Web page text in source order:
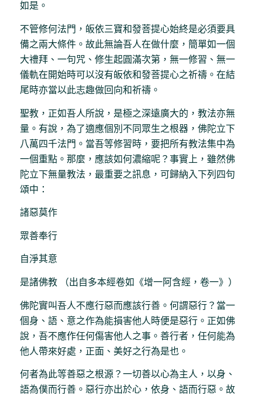
如是。
不管修何法門，皈依三寶和發菩提心始終是必須要具
備之兩大條件。故此無論吾人在做什麼，簡單如一個
大禮拜、一句咒、修生起圓滿次第，無一修習、無一
儀軌在開始時可以沒有皈依和發菩提心之祈禱。在結
尾時亦當以此志趣做回向和祈禱。
聖教，正如吾人所說，是極之深遠廣大的，教法亦無
量。有說，為了適應個別不同眾生之根器，佛陀立下
八萬四千法門。當吾等修習時，要把所有教法集中為
一個重點。那麼，應該如何濃縮呢？事實上，雖然佛
陀立下無量教法，最重要之訊息，可歸納入下列四句
頌中：
諸惡莫作
眾善奉行
自淨其意
是諸佛教 （出自多本經卷如《增一阿含經，卷一》）
佛陀實叫吾人不應行惡而應該行善。何謂惡行？當一
個身、語、意之作為能損害他人時便是惡行。正如佛
說，吾不應作任何傷害他人之事。善行者，任何能為
他人帶來好處，正面、美好之行為是也。
何者為此等善惡之根源？一切善以心為主人，以身、
語為僕而行善。惡行亦出於心，依身、語而行惡。故